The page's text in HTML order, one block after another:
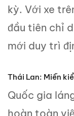
kỳ. Với xe
đầu tiên chỉ
mới duy trì
Thái Lan: Miễn
Quốc gia
hoàn toàn